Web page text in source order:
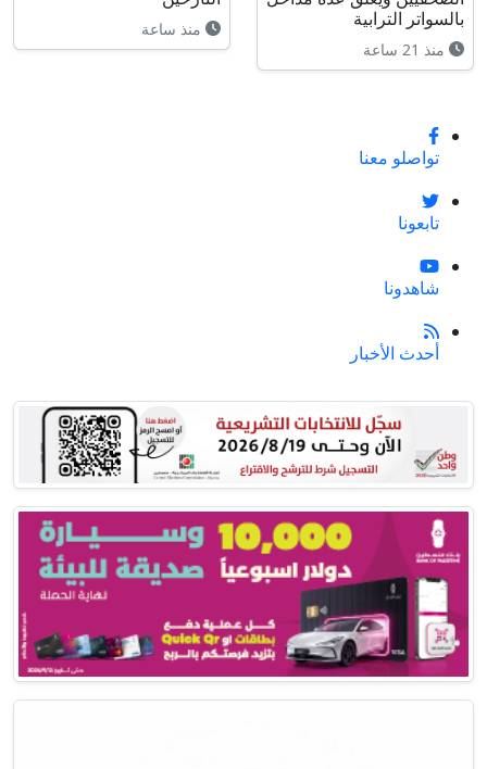
بالسواتر الترابية
منذ 21 ساعة
منذ ساعة
تواصلو معنا
تابعونا
شاهدونا
أحدث الأخبار